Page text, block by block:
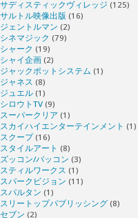
サディスティックヴィレッジ (125)
サルトル映像出版 (16)
ジェントルマン (2)
シネマジック (79)
シャーク (19)
シャイ企画 (2)
ジャックポットシステム (1)
ジャネス (8)
ジュエル (1)
シロウトTV (9)
スーパークリア (1)
スカイハイエンターテインメント (1)
スクープ(16)
スタイルアート (8)
ズッコン/バッコン (3)
スティルワークス (1)
スパークビジョン (11)
スパルタン (1)
スリートップパブリッシング (8)
セブン (2)